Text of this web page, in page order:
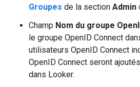
Groupes de la section Admin
Champ Nom du groupe
le groupe OpenID Connect
utilisateurs OpenID Connect
OpenID Connect seront
dans Looker.